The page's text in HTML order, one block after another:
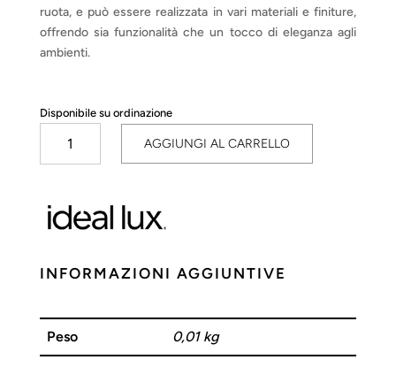
ruota, e può essere realizzata in vari materiali e finiture,
offrendo sia funzionalità che un tocco di eleganza agli
ambienti.
Disponibile su ordinazione
quantità
AGGIUNGI AL CARRELLO
INFORMAZIONI AGGIUNTIVE
Peso 0,01 kg